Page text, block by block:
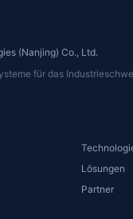
(Nanjing) Co., Ltd.
für das
Lösungen
Partner